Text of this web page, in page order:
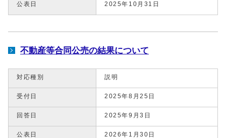
公表日 2025年10月31日
不動産等合同公売の結果について
対応種別 説明
受付日 2025年8月25日
回答日 2025年9月3日
公表日 2026年1月30日